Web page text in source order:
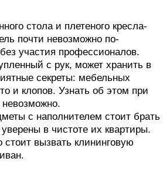
стола и плетеного кресла-
почти невозможно по-
участия профессионалов.
с рук, может хранить в
секреты: мебельных
и клопов. Узнать об этом при
с наполнителем стоит брать
в чистоте их квартиры.
стоит вызвать клининговую